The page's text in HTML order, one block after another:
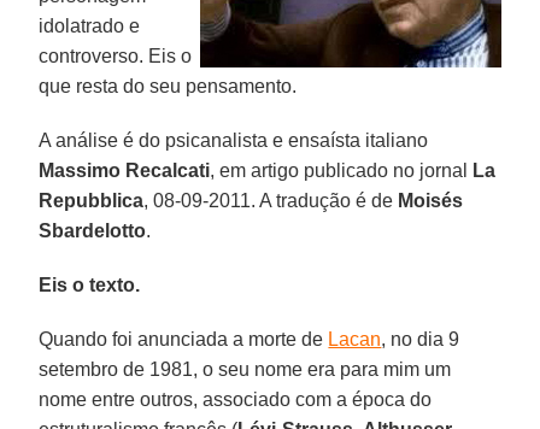
idolatrado e
controverso. Eis o
que resta do seu pensamento.
A análise é do psicanalista e ensaísta italiano
Massimo Recalcati, em artigo publicado no jornal
La
Repubblica, 08-09-2011. A tradução é de Moisés
Sbardelotto.
Eis o texto.
Quando foi anunciada a morte de Lacan, no dia 9
setembro de 1981, o seu nome era para mim um
nome entre outros, associado com a época do